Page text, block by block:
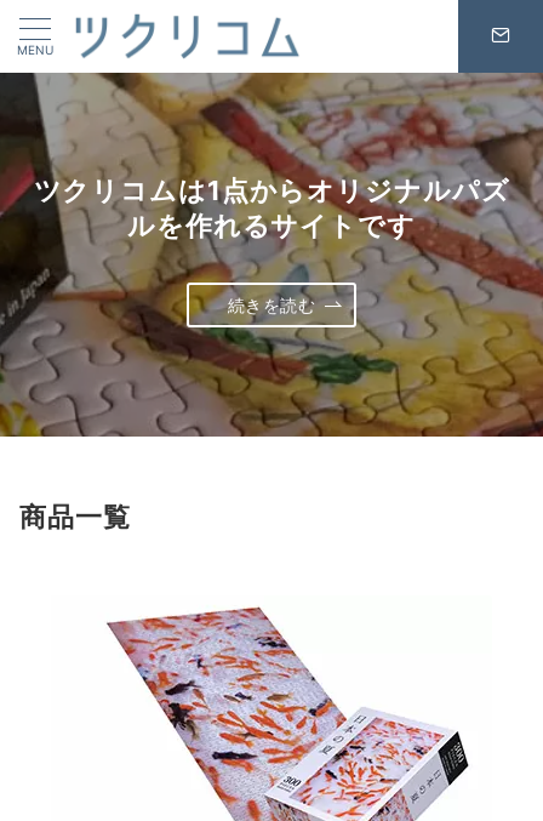
MENU
ツクリコムは1点からオリジナルパズ
ルを作れるサイトです
続きを読む
商品一覧